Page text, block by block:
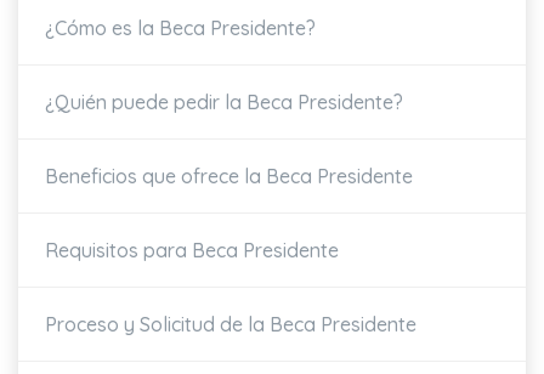
¿Cómo es la Beca Presidente?
¿Quién puede pedir la Beca Presidente?
Beneficios que ofrece la Beca Presidente
Requisitos para Beca Presidente
Proceso y Solicitud de la Beca Presidente